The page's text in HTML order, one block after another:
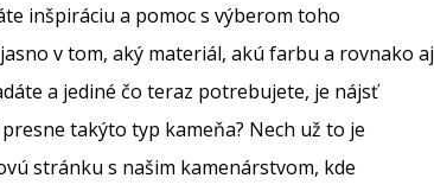
inšpiráciu a pomoc s výberom toho
v tom, aký materiál, akú farbu a rovnako aj
a jediné čo teraz potrebujete, je nájsť
takýto typ kameňa? Nech už to je
stránku s našim kamenárstvom, kde